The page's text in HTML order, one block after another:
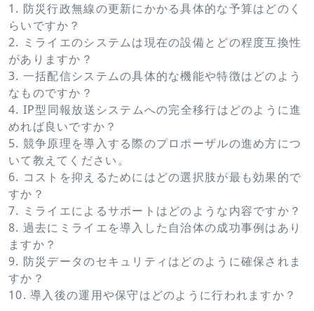
1. 防災行政無線の更新にかかる具体的な予算はどのく
らいですか？
2. ミライエのシステムは現在の設備とどの程度互換性
がありますか？
3. 一括配信システムの具体的な機能や特徴はどのよう
なものですか？
4. IP型同報放送システムへの完全移行はどのように進
めれば良いですか？
5. 競争原理を導入する際のプロポーザルの進め方につ
いて教えてください。
6. コストを抑えるためにはどの選択肢が最も効果的で
すか？
7. ミライエによるサポートはどのような内容ですか？
8. 過去にミライエを導入した自治体の成功事例はあり
ますか？
9. 防災データのセキュリティはどのように確保されま
すか？
10. 導入後の運用や保守はどのように行われますか？